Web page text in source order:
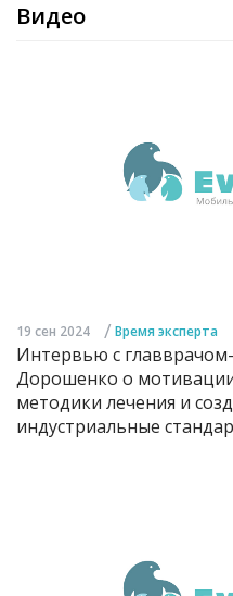
Видео
19 сен 2024 / Время эксперта
Интервью с
Дорошенко о
методики лечения и
индустриальные